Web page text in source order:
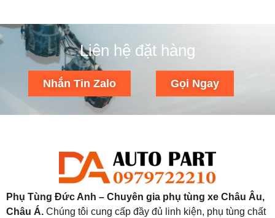
Liên hệ đặt hàng
Nhắn Tin Zalo Gọi Ngay
Phụ Tùng Đức Anh – Chuyên gia phụ tùng xe Châu Âu,
Châu Á. Chúng tôi cung cấp đầy đủ linh kiện, phụ tùng chất